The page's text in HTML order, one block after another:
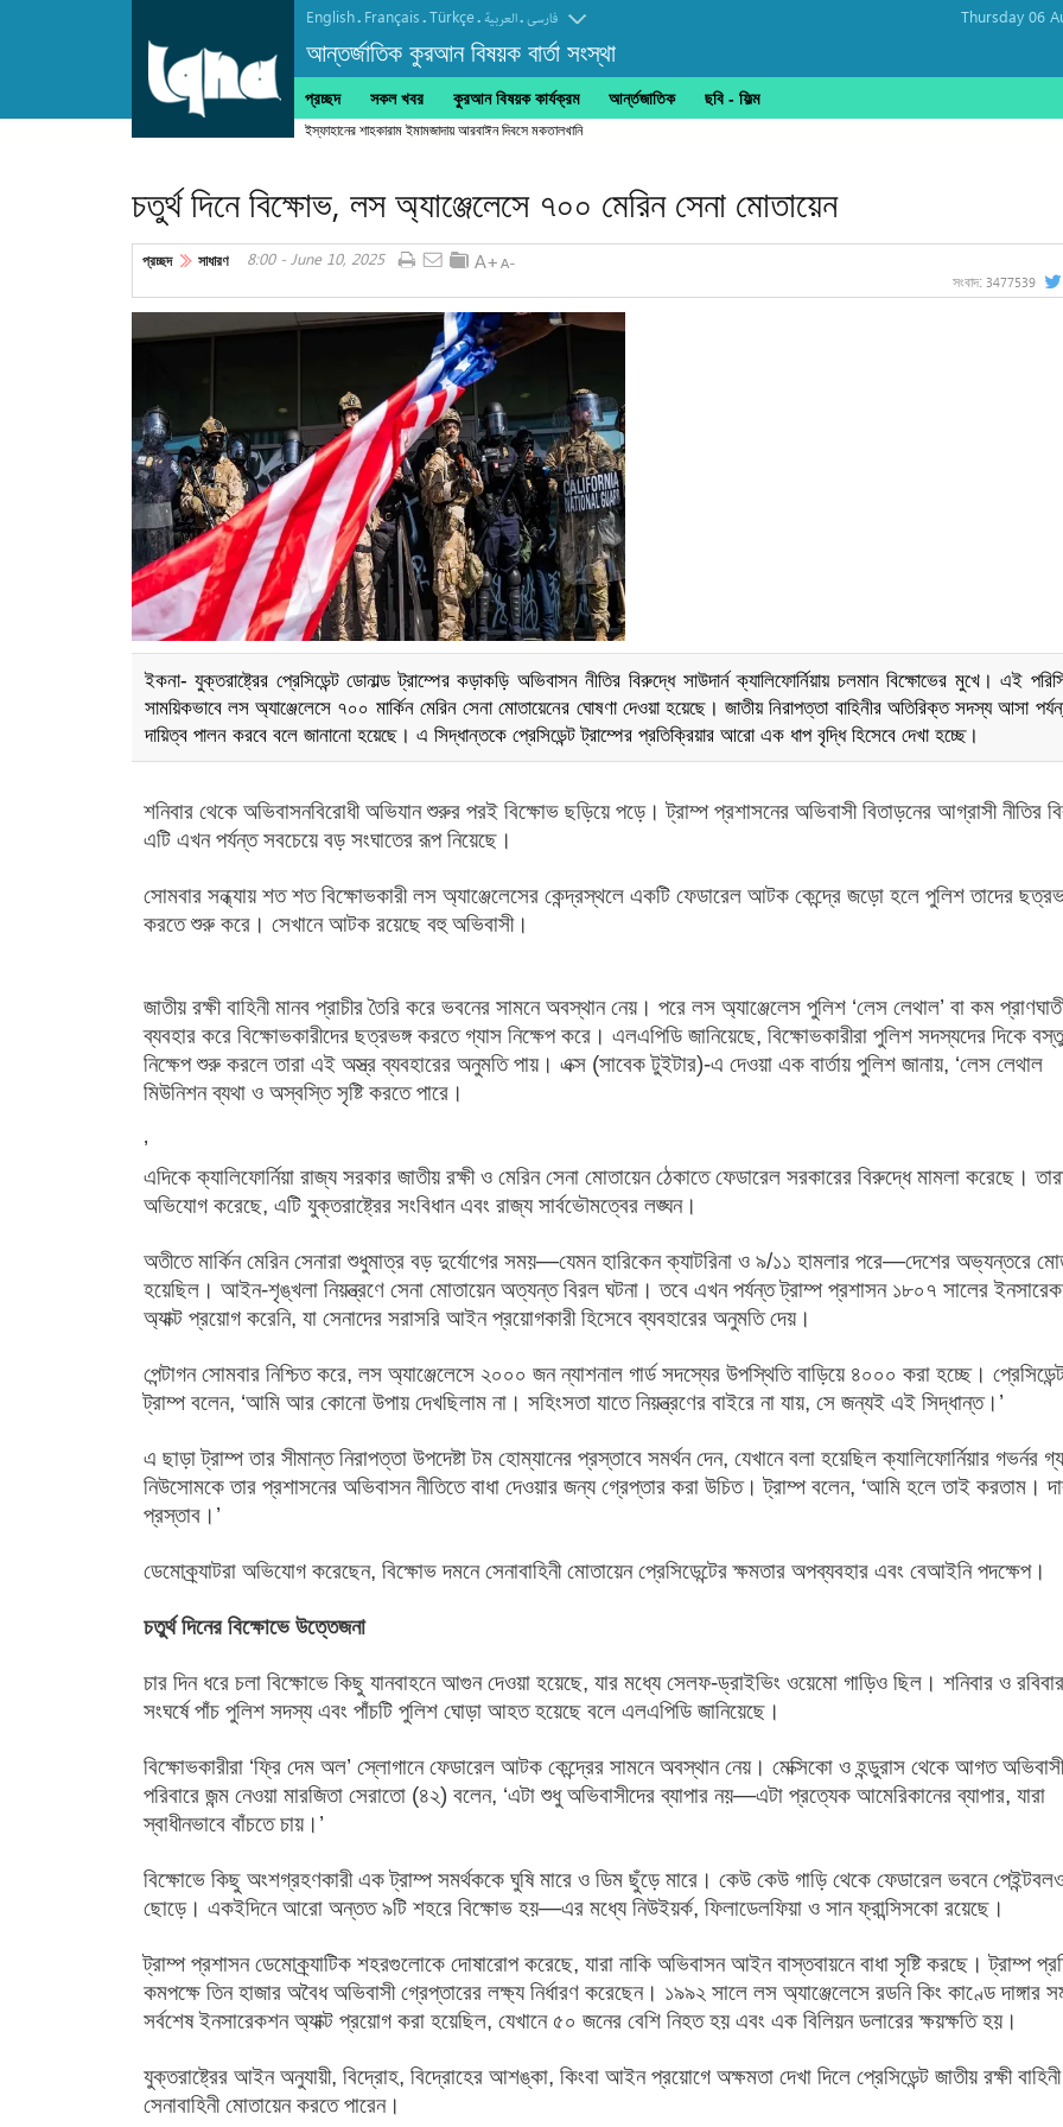
English. Français.Türkçe. العربیة.فارسی
আন্তর্জাতিক কুরআন বিষয়ক বার্তা সংস্থা
Thursday 06
প্রচ্ছদ সকল খবর কুরআন বিষয়ক কার্যক্রম আর্ন্তজাতিক ছবি‎ - ফিল্ম
চতুর্থ দিনে বিক্ষোভ, লস অ্যাঞ্জেলেসে ৭০০ মেরিন সেনা মোতায়েন
প্রচ্ছদ সাধারণ 8:00 - June 10, 2025
সংবাদ: 3477539
ইকনা- যুক্তরাষ্ট্রের প্রেসিডেন্ট ডোনাল্ড ট্রাম্পের কড়াকড়ি অভিবাসন নীতির বিরুদ্ধে সাউদার্ন ক্যালিফোর্নিয়ায় চলমান বিক্ষোভের মুখে। এই
সাময়িকভাবে লস অ্যাঞ্জেলেসে ৭০০ মার্কিন মেরিন সেনা মোতায়েনের ঘোষণা দেওয়া হয়েছে। জাতীয় নিরাপত্তা বাহিনীর অতিরিক্ত সদস্য আসা
দায়িত্ব পালন করবে বলে জানানো হয়েছে। এ সিদ্ধান্তকে প্রেসিডেন্ট ট্রাম্পের প্রতিক্রিয়ার আরো এক ধাপ বৃদ্ধি হিসেবে দেখা হচ্ছে।
শনিবার থেকে অভিবাসনবিরোধী অভিযান শুরুর পরই বিক্ষোভ ছড়িয়ে পড়ে। ট্রাম্প প্রশাসনের অভিবাসী বিতাড়নের আগ্রাসী নীতির
এটি এখন পর্যন্ত সবচেয়ে বড় সংঘাতের রূপ নিয়েছে।
সোমবার সন্ধ্যায় শত শত বিক্ষোভকারী লস অ্যাঞ্জেলেসের কেন্দ্রস্থলে একটি ফেডারেল আটক কেন্দ্রে জড়ো হলে পুলিশ তাদের
করতে শুরু করে। সেখানে আটক রয়েছে বহু অভিবাসী।
জাতীয় রক্ষী বাহিনী মানব প্রাচীর তৈরি করে ভবনের সামনে অবস্থান নেয়। পরে লস অ্যাঞ্জেলেস পুলিশ ‘লেস লেথাল’ বা কম
ব্যবহার করে বিক্ষোভকারীদের ছত্রভঙ্গ করতে গ্যাস নিক্ষেপ করে। এলএপিডি জানিয়েছে, বিক্ষোভকারীরা পুলিশ সদস্যদের দিকে বস্তু
নিক্ষেপ শুরু করলে তারা এই অস্ত্র ব্যবহারের অনুমতি পায়। এক্স (সাবেক টুইটার)-এ দেওয়া এক বার্তায় পুলিশ জানায়, ‘লেস লেথাল
মিউনিশন ব্যথা ও অস্বস্তি সৃষ্টি করতে পারে।
’
এদিকে ক্যালিফোর্নিয়া রাজ্য সরকার জাতীয় রক্ষী ও মেরিন সেনা মোতায়েন ঠেকাতে ফেডারেল সরকারের বিরুদ্ধে মামলা করেছে।
অভিযোগ করেছে, এটি যুক্তরাষ্ট্রের সংবিধান এবং রাজ্য সার্বভৌমত্বের লঙ্ঘন।
অতীতে মার্কিন মেরিন সেনারা শুধুমাত্র বড় দুর্যোগের সময়—যেমন হারিকেন ক্যাটরিনা ও ৯/১১ হামলার পরে—দেশের অভ্যন্তরে
হয়েছিল। আইন-শৃঙ্খলা নিয়ন্ত্রণে সেনা মোতায়েন অত্যন্ত বিরল ঘটনা। তবে এখন পর্যন্ত ট্রাম্প প্রশাসন ১৮০৭ সালের
অ্যাক্ট প্রয়োগ করেনি, যা সেনাদের সরাসরি আইন প্রয়োগকারী হিসেবে ব্যবহারের অনুমতি দেয়।
পেন্টাগন সোমবার নিশ্চিত করে, লস অ্যাঞ্জেলেসে ২০০০ জন ন্যাশনাল গার্ড সদস্যের উপস্থিতি বাড়িয়ে ৪০০০ করা হচ্ছে।
ট্রাম্প বলেন, ‘আমি আর কোনো উপায় দেখছিলাম না। সহিংসতা যাতে নিয়ন্ত্রণের বাইরে না যায়, সে জন্যই এই সিদ্ধান্ত।’
এ ছাড়া ট্রাম্প তার সীমান্ত নিরাপত্তা উপদেষ্টা টম হোম্যানের প্রস্তাবে সমর্থন দেন, যেখানে বলা হয়েছিল ক্যালিফোর্নিয়ার গভর্নর
নিউসোমকে তার প্রশাসনের অভিবাসন নীতিতে বাধা দেওয়ার জন্য গ্রেপ্তার করা উচিত। ট্রাম্প বলেন, ‘আমি হলে তাই করতাম।
প্রস্তাব।’
ডেমোক্র্যাটরা অভিযোগ করেছেন, বিক্ষোভ দমনে সেনাবাহিনী মোতায়েন প্রেসিডেন্টের ক্ষমতার অপব্যবহার এবং বেআইনি পদক্ষেপ।
চতুর্থ দিনের বিক্ষোভে উত্তেজনা
চার দিন ধরে চলা বিক্ষোভে কিছু যানবাহনে আগুন দেওয়া হয়েছে, যার মধ্যে সেলফ-ড্রাইভিং ওয়েমো গাড়িও ছিল। শনিবার ও রবিবার
সংঘর্ষে পাঁচ পুলিশ সদস্য এবং পাঁচটি পুলিশ ঘোড়া আহত হয়েছে বলে এলএপিডি জানিয়েছে।
বিক্ষোভকারীরা ‘ফ্রি দেম অল’ স্লোগানে ফেডারেল আটক কেন্দ্রের সামনে অবস্থান নেয়। মেক্সিকো ও হন্ডুরাস থেকে আগত অভিবাসী
পরিবারে জন্ম নেওয়া মারজিতা সেরাতো (৪২) বলেন, ‘এটা শুধু অভিবাসীদের ব্যাপার নয়—এটা প্রত্যেক আমেরিকানের ব্যাপার, যারা
স্বাধীনভাবে বাঁচতে চায়।’
বিক্ষোভে কিছু অংশগ্রহণকারী এক ট্রাম্প সমর্থককে ঘুষি মারে ও ডিম ছুঁড়ে মারে। কেউ কেউ গাড়ি থেকে ফেডারেল ভবনে
ছোড়ে। একইদিনে আরো অন্তত ৯টি শহরে বিক্ষোভ হয়—এর মধ্যে নিউইয়র্ক, ফিলাডেলফিয়া ও সান ফ্রান্সিসকো রয়েছে।
ট্রাম্প প্রশাসন ডেমোক্র্যাটিক শহরগুলোকে দোষারোপ করেছে, যারা নাকি অভিবাসন আইন বাস্তবায়নে বাধা সৃষ্টি করছে। ট্রাম্প
কমপক্ষে তিন হাজার অবৈধ অভিবাসী গ্রেপ্তারের লক্ষ্য নির্ধারণ করেছেন। ১৯৯২ সালে লস অ্যাঞ্জেলেসে রডনি কিং কাণ্ডে দাঙ্গার
সর্বশেষ ইনসারেকশন অ্যাক্ট প্রয়োগ করা হয়েছিল, যেখানে ৫০ জনের বেশি নিহত হয় এবং এক বিলিয়ন ডলারের ক্ষয়ক্ষতি হয়।
যুক্তরাষ্ট্রের আইন অনুযায়ী, বিদ্রোহ, বিদ্রোহের আশঙ্কা, কিংবা আইন প্রয়োগে অক্ষমতা দেখা দিলে প্রেসিডেন্ট জাতীয় রক্ষী
সেনাবাহিনী মোতায়েন করতে পারেন।